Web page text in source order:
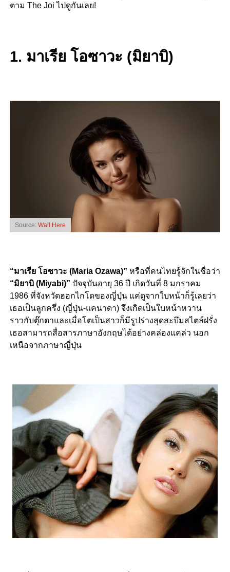
ตาม The Joi ไปดูกันเลย!
1. มาเรีย โอซาวะ (มิยาบิ)
Source: Wall Here
“มาเรีย โอซาวะ (Maria Ozawa)” หรือที่คนไทยรู้จักในชื่อว่า
“มิยาบิ (Miyabi)” ปัจจุบันอายุ 36 ปี เกิดวันที่ 8 มกราคม
1986 ที่จังหวัดฮอกไกโดของญี่ปุ่น แค่ดูจากใบหน้าก็รู้เลยว่า
เธอเป็นลูกครึ่ง (ญี่ปุ่น-แคนาดา) จึงเกิดเป็นใบหน้าหวาน
ราวกับตุ๊กตาและเมื่อโตเป็นสาวก็มีรูปร่างสุดสะบึมสไตล์ฝรั่ง
เธอสามารถสื่อสารภาษาอังกฤษได้อย่างคล่องแคล่ว นอก
เหนือจากภาษาญี่ปุ่น